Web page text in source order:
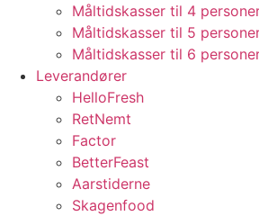
Måltidskasser til 4
Måltidskasser til 5
Måltidskasser til 6
Leverandører
HelloFresh
RetNemt
Factor
BetterFeast
Aarstiderne
Skagenfood